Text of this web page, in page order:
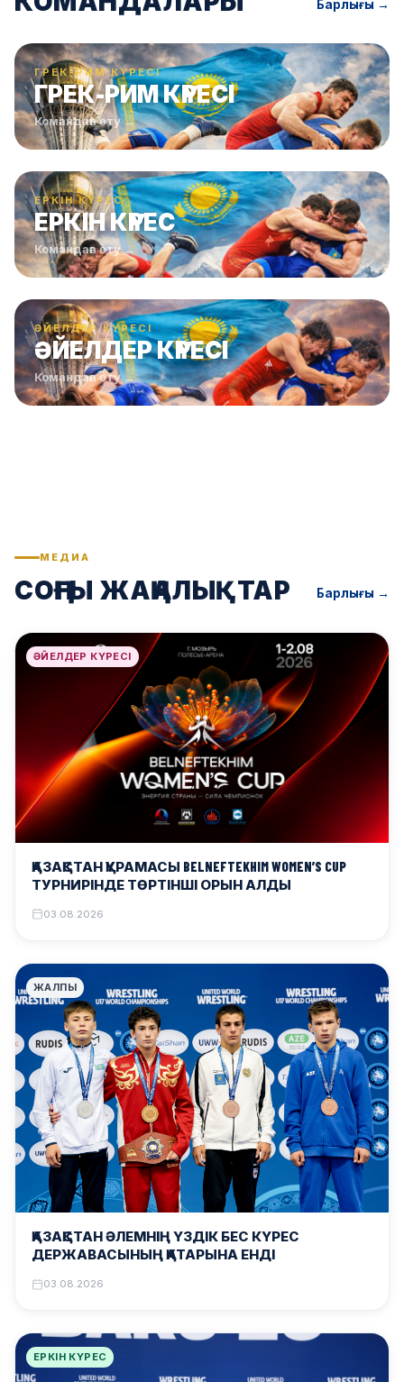
Барлығы →
ГРЕК-РИМ КҮРЕСІ
ГРЕК-РИМ КҮРЕСІ
Командаға өту →
ЕРКІН КҮРЕС
ЕРКІН КҮРЕС
Командаға өту →
ӘЙЕЛДЕР КҮРЕСІ
ӘЙЕЛДЕР КҮРЕСІ
Командаға өту →
МЕДИА
СОҢҒЫ ЖАҢАЛЫҚТАР Барлығы →
ӘЙЕЛДЕР КҮРЕСІ
ҚАЗАҚСТАН ҚҰРАМАСЫ BELNEFTEKHIM WOMEN’S CUP
ТУРНИРІНДЕ ТӨРТІНШІ ОРЫН АЛДЫ
03.08.2026
ЖАЛПЫ
ҚАЗАҚСТАН ӘЛЕМНІҢ ҮЗДІК БЕС КҮРЕС
ДЕРЖАВАСЫНЫҢ ҚАТАРЫНА ЕНДІ
03.08.2026
ЕРКІН КҮРЕС